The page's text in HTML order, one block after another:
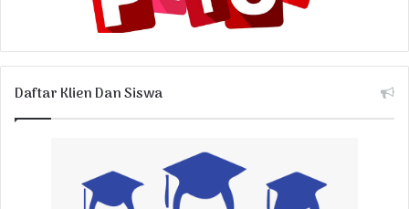
Daftar Klien Dan Siswa